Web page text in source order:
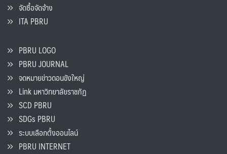
จัดซื้อจัดจ้าง
ITA PBRU
PBRU LOGO
PBRU JOURNAL
จดหมายข่าวดอนขังใหญ่
Link มหาวิทยาลัยราชภัฏ
SCD PBRU
SDGs PBRU
ระบบเลือกตั้งออนไลน์
PBRU INTERNET